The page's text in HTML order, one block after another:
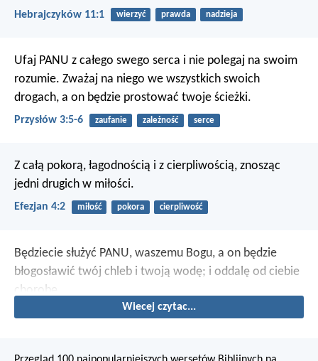
Hebrajczyków 11:1 wierzyć prawda nadzieja
Ufaj PANU z całego swego serca i nie polegaj na swoim
rozumie. Zważaj na niego we wszystkich swoich
drogach, a on będzie prostować twoje ścieżki.
Przysłów 3:5-6 zaufanie zależność serce
Z całą pokorą, łagodnością i z cierpliwością, znosząc
jedni drugich w miłości.
Efezjan 4:2 miłość pokora cierpliwość
Będziecie służyć PANU, waszemu Bogu, a on będzie
błogosławić twój chleb i twoją wodę; i oddalę od ciebie
chorobę.
Wiecej czytac...